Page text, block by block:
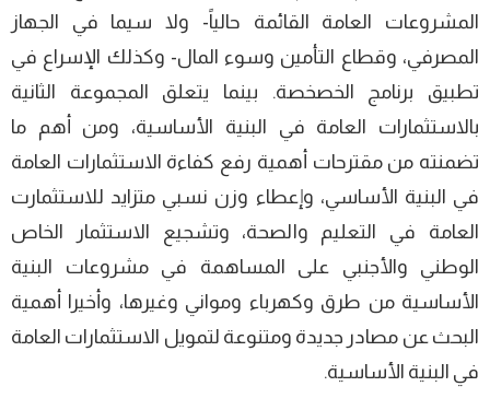
المشروعات العامة القائمة حالياً- ولا سيما في الجهاز
المصرفي، وقطاع التأمين وسوء المال- وكذلك الإسراع في
تطبيق برنامج الخصخصة. بينما يتعلق المجموعة الثانية
بالاستثمارات العامة في البنية الأساسية، ومن أهم ما
تضمنته من مقترحات أهمية رفع كفاءة الاستثمارات العامة
في البنية الأساسي، وإعطاء وزن نسبي متزايد للاستثمارت
العامة في التعليم والصحة، وتشجيع الاستثمار الخاص
الوطني والأجنبي على المساهمة في مشروعات البنية
الأساسية من طرق وكهرباء ومواني وغيرها، وأخيرا أهمية
البحث عن مصادر جديدة ومتنوعة لتمويل الاستثمارات العامة
في البنية الأساسية.